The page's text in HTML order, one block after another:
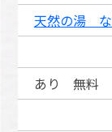
天然の湯
あり 無料